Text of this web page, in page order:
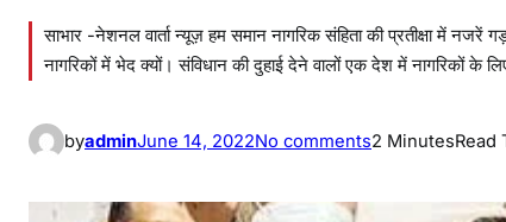
साभार -नेशनल वार्ता न्यूज़ हम समान नागरिक संहिता की प्रतीक्षा में नजरें
नागरिकों में भेद क्यों। संविधान की दुहाई देने वालों एक देश में नागरिकों
byadminJune 14, 2022No commentso
स
2 MinutesRead